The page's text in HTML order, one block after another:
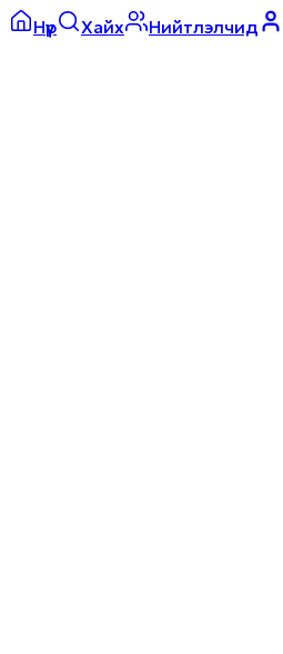
Нүүр Хайх Нийтлэлчид